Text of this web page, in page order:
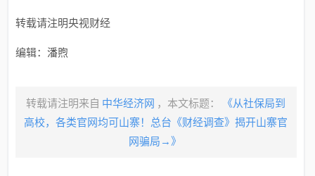
转载请注明央视财经
编辑：潘煦
转载请注明来自 中华经济网 ，本文标题：
《从社保局到
高校，各类官网均可山寨！总台《财经调查》揭开山寨官
网骗局→》